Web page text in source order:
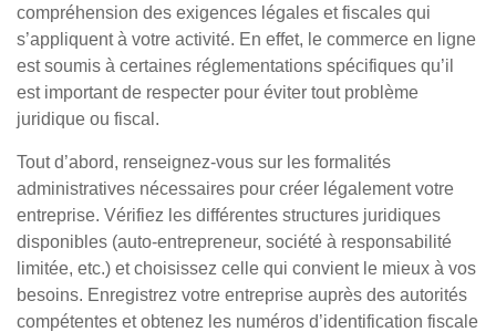
compréhension des exigences légales et fiscales qui
s’appliquent à votre activité. En effet, le commerce en ligne
est soumis à certaines réglementations spécifiques qu’il
est important de respecter pour éviter tout problème
juridique ou fiscal.
Tout d’abord, renseignez-vous sur les formalités
administratives nécessaires pour créer légalement votre
entreprise. Vérifiez les différentes structures juridiques
disponibles (auto-entrepreneur, société à responsabilité
limitée, etc.) et choisissez celle qui convient le mieux à vos
besoins. Enregistrez votre entreprise auprès des autorités
compétentes et obtenez les numéros d’identification fiscale